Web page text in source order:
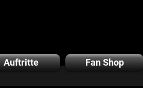
Auftritte Fan Shop